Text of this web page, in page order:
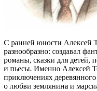
С ранней юности Алексей
разнообразно: создавал
романы, сказки для детей,
и пьесы. Именно Алексей
приключениях
о любви землянина и